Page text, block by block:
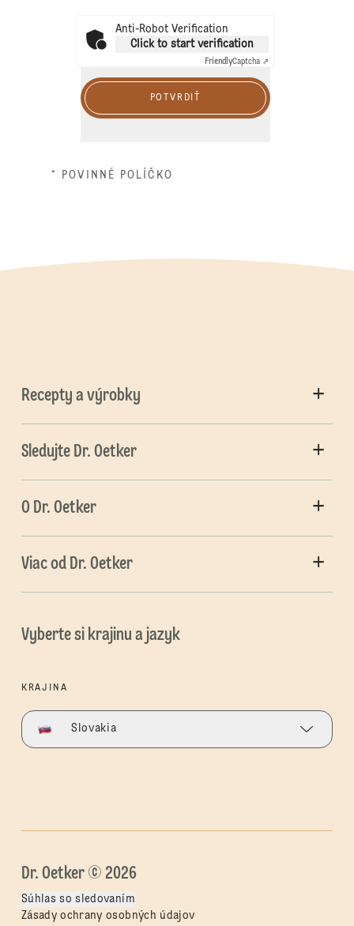
Anti-Robot Verification
Click to start verification
FriendlyCaptcha ⇗
POTVRDIŤ
* POVINNÉ POLÍČKO
Recepty a výrobky
Sledujte Dr. Oetker
O Dr. Oetker
Viac od Dr. Oetker
Vyberte si krajinu a jazyk
KRAJINA
Slovakia
Dr. Oetker © 2026
Súhlas so sledovaním
Zásady ochrany osobných údajov